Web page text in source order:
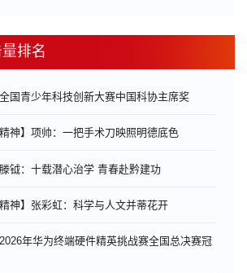
排名
国青少年科技创新大赛中国科协主席奖
神】项帅：一把手术刀映照明德底色
钺：十载潜心治学 青春赴黔建功
神】张彩虹：科学与人文并蒂花开
年华为终端硬件精英挑战赛全国总决赛冠